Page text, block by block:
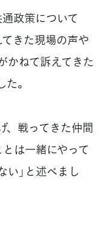
政策について
きた現場の声や
かねて訴えてきた
。
、戦ってきた仲間
は一緒にやって
」と述べまし